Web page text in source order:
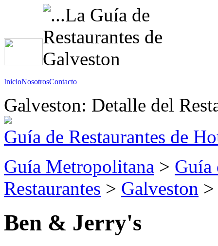
InicioNosotrosContacto
Galveston: Detalle del
Guía de Restaurantes de
Guía Metropolitana > Guía
Restaurantes > Galveston
Ben & Jerry's